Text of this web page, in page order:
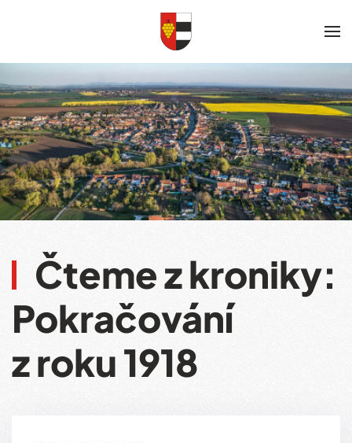
Čteme z kroniky:
Pokračování
z roku 1918